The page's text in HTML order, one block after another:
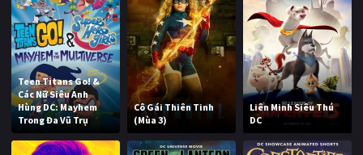
Teen Titans Go! &
Các Nữ Siêu Anh
Hùng DC: Mayhem
Trong Đa Vũ Trụ
Cô Gái Thiên Tinh
(Mùa 3)
Liên Minh Siêu Thú
DC